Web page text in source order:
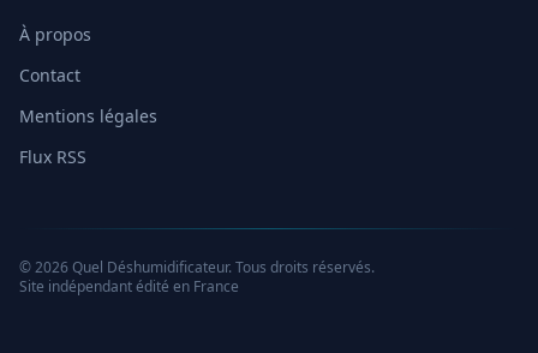
À propos
Contact
Mentions légales
Flux RSS
© 2026 Quel Déshumidificateur. Tous droits réservés.
Site indépendant édité en France